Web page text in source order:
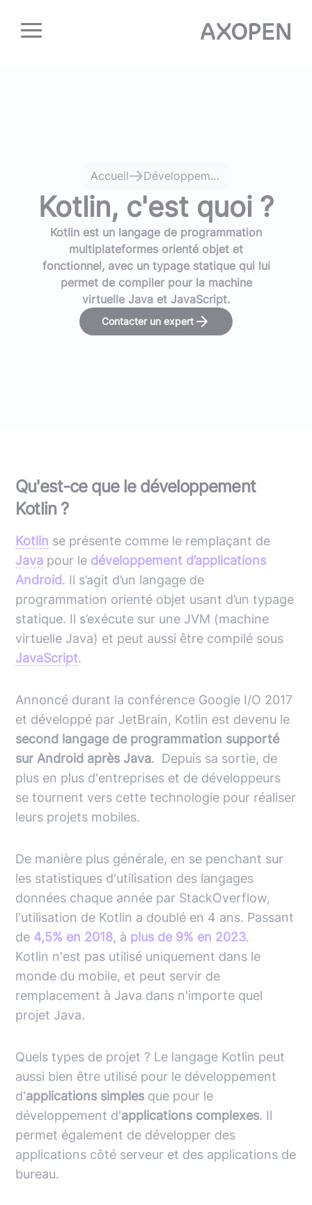
Accueil Développement Kotlin et expertise Lyon
Kotlin, c'est quoi ?
Kotlin est un langage de programmation
multiplateformes orienté objet et
fonctionnel, avec un typage statique qui lui
permet de compiler pour la machine
virtuelle Java et JavaScript.
Contacter un expert
Qu'est-ce que le développement
Kotlin ?
Kotlin se présente comme le remplaçant de
Java pour le développement d’applications
Android. Il s’agit d’un langage de
programmation orienté objet usant d’un typage
statique. Il s’exécute sur une JVM (machine
virtuelle Java) et peut aussi être compilé sous
JavaScript.
Annoncé durant la conférence Google I/O 2017
et développé par JetBrain, Kotlin est devenu le
second langage de programmation supporté
sur Android après Java. Depuis sa sortie, de
plus en plus d'entreprises et de développeurs
se tournent vers cette technologie pour réaliser
leurs projets mobiles.
De manière plus générale, en se penchant sur
les statistiques d'utilisation des langages
données chaque année par StackOverflow,
l'utilisation de Kotlin a doublé en 4 ans. Passant
de 4,5% en 2018, à plus de 9% en 2023.
Kotlin n'est pas utilisé uniquement dans le
monde du mobile, et peut servir de
remplacement à Java dans n'importe quel
projet Java.
Quels types de projet ? Le langage Kotlin peut
aussi bien être utilisé pour le développement
d'applications simples que pour le
développement d'applications complexes. Il
permet également de développer des
applications côté serveur et des applications de
bureau.